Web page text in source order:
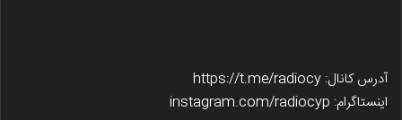
آدرس کانال: https://t.me/radiocy
اینستاگرام: instagram.com/radiocyp